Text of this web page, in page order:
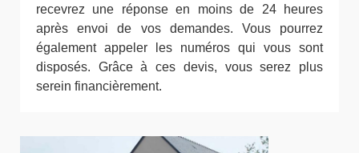
recevrez une réponse en moins de 24 heures
après envoi de vos demandes. Vous pourrez
également appeler les numéros qui vous sont
disposés. Grâce à ces devis, vous serez plus
serein financièrement.